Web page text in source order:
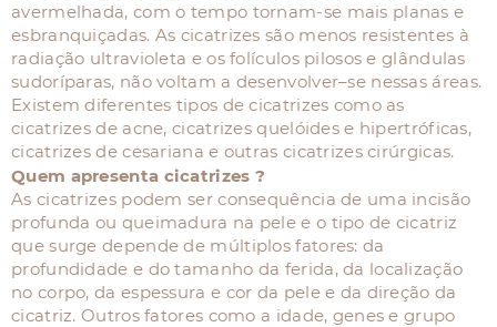
avermelhada, com o tempo tornam-se mais planas e
esbranquiçadas. As cicatrizes são menos resistentes à
radiação ultravioleta e os folículos pilosos e glândulas
sudoríparas, não voltam a desenvolver–se nessas áreas.
Existem diferentes tipos de cicatrizes como as
cicatrizes de acne, cicatrizes quelóides e hipertróficas,
cicatrizes de cesariana e outras cicatrizes cirúrgicas.
Quem apresenta cicatrizes ?
As cicatrizes podem ser consequência de uma incisão
profunda ou queimadura na pele e o tipo de cicatriz
que surge depende de múltiplos fatores: da
profundidade e do tamanho da ferida, da localização
no corpo, da espessura e cor da pele e da direção da
cicatriz. Outros fatores como a idade, genes e grupo